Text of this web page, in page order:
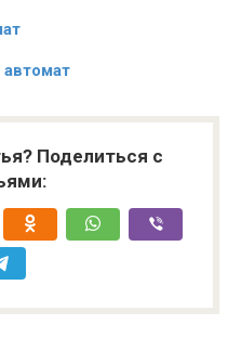
Поделиться с